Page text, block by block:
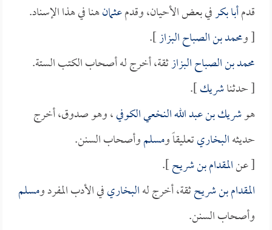
قدمأبا بكرفي بعض الأحيان، وقدمعثمانهنا في هذا الإسناد.
[ ومحمد بن الصباح البزاز].
محمد بن الصباح البزازثقة، أخرج له أصحاب الكتب الستة.
[ حدثناشريك].
هوشريك بن عبد الله النخعي الكوفي، وهو صدوق، أخرج
حديثهالبخاريتعليقاً ومسلموأصحاب السنن.
[ عنالمقدام بن شريح].
المقدام بن شريحثقة، أخرج لهالبخاريفي الأدب المفرد ومسلم
وأصحاب السنن.